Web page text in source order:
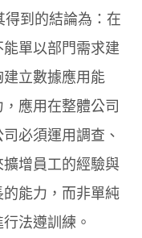
到的結論為：在
單以部門需求建
立數據應用能
應用在整體公司
必須運用調查、
增員工的經驗與
能力，而非單純
法遵訓練。